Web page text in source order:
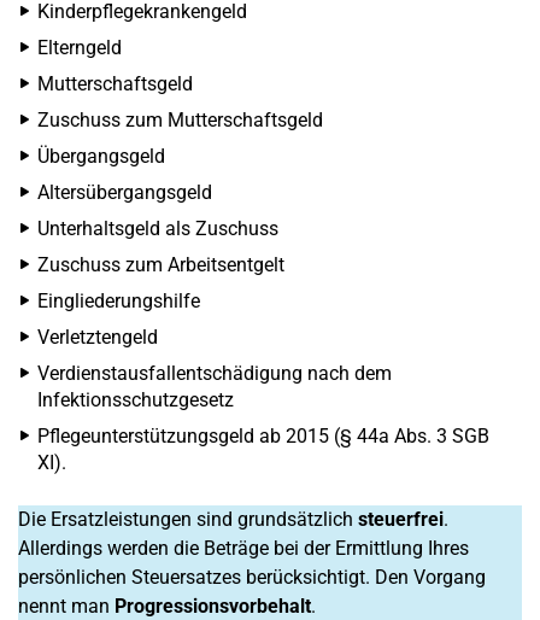
Kinderpflegekrankengeld
Elterngeld
Mutterschaftsgeld
Zuschuss zum Mutterschaftsgeld
Übergangsgeld
Altersübergangsgeld
Unterhaltsgeld als Zuschuss
Zuschuss zum Arbeitsentgelt
Eingliederungshilfe
Verletztengeld
Verdienstausfallentschädigung nach dem
Infektionsschutzgesetz
Pflegeunterstützungsgeld ab 2015 (§ 44a Abs. 3 SGB
XI).
Die Ersatzleistungen sind grundsätzlich steuerfrei.
Allerdings werden die Beträge bei der Ermittlung Ihres
persönlichen Steuersatzes berücksichtigt. Den Vorgang
nennt man Progressionsvorbehalt.